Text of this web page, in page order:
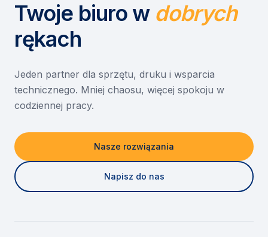
Drukarki i urządzenia wielofunkcyjne
Etykiety i identyfikacja
Skanery i obieg dokumentów
Monitory interaktywne
Niszczarki dokumentów
Wynajem drukarek
Wynajem urządzeń biurowych
Asystent druku
EZD RP
Misja szkoła
Serwis
O nas
Kontakt
Twoje biuro w dobrych
rękach
Jeden partner dla sprzętu, druku i wsparcia
technicznego. Mniej chaosu, więcej spokoju w
codziennej pracy.
Nasze rozwiązania
Napisz do nas